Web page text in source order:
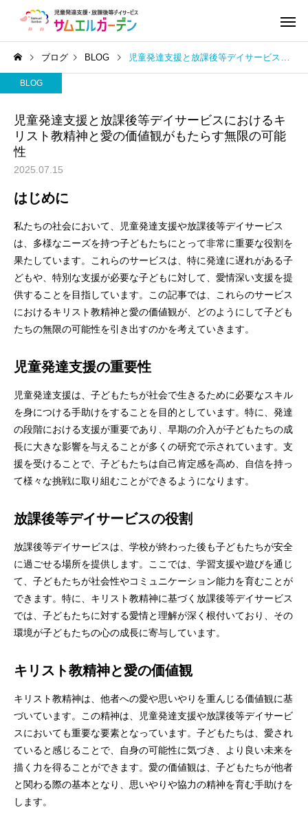
ブログ BLOG 児童発達支援と放課後等デイサービスにおけるキリスト教精神と愛の価値観がもたらす無限の可能性
BLOG
児童発達支援と放課後等デイサービスにおけるキ
リスト教精神と愛の価値観がもたらす無限の可能
性
2025.07.15
はじめに
私たちの社会において、児童発達支援や放課後等デイサービス
は、多様なニーズを持つ子どもたちにとって非常に重要な役割を
果たしています。これらのサービスは、特に発達に遅れがある子
どもや、特別な支援が必要な子どもに対して、愛情深い支援を提
供することを目指しています。この記事では、これらのサービス
におけるキリスト教精神と愛の価値観が、どのようにして子ども
たちの無限の可能性を引き出すのかを考えていきます。
児童発達支援の重要性
児童発達支援は、子どもたちが社会で生きるために必要なスキル
を身につける手助けをすることを目的としています。特に、発達
の段階における支援が重要であり、早期の介入が子どもたちの成
長に大きな影響を与えることが多くの研究で示されています。支
援を受けることで、子どもたちは自己肯定感を高め、自信を持っ
て様々な挑戦に取り組むことができるようになります。
放課後等デイサービスの役割
放課後等デイサービスは、学校が終わった後も子どもたちが安全
に過ごせる場所を提供します。ここでは、学習支援や遊びを通じ
て、子どもたちが社会性やコミュニケーション能力を育むことが
できます。特に、キリスト教精神に基づく放課後等デイサービス
では、子どもたちに対する愛情と理解が深く根付いており、その
環境が子どもたちの心の成長に寄与しています。
キリスト教精神と愛の価値観
キリスト教精神は、他者への愛や思いやりを重んじる価値観に基
づいています。この精神は、児童発達支援や放課後等デイサービ
スにおいても重要な要素となっています。子どもたちは、愛され
ていると感じることで、自身の可能性に気づき、より良い未来を
描く力を得ることができます。愛の価値観は、子どもたちが他者
と関わる際の基本となり、思いやりや協力の精神を育む手助けを
します。